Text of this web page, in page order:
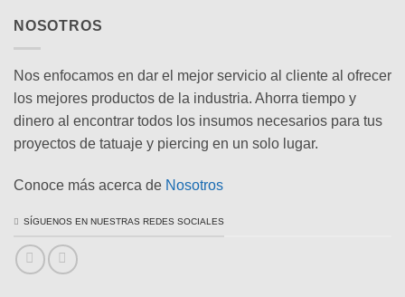
NOSOTROS
Nos enfocamos en dar el mejor servicio al cliente al ofrecer
los mejores productos de la industria. Ahorra tiempo y
dinero al encontrar todos los insumos necesarios para tus
proyectos de tatuaje y piercing en un solo lugar.
Conoce más acerca de Nosotros
SÍGUENOS EN NUESTRAS REDES SOCIALES